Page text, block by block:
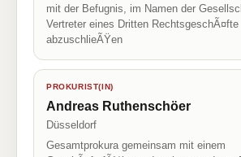
mit der Befugnis, im Namen der
Vertreter eines Dritten RechtsgeschÃ¤fte
abzuschlieÃŸen
PROKURIST(IN)
Andreas Ruthenschöer
Düsseldorf
Gesamtprokura gemeinsam mit einem